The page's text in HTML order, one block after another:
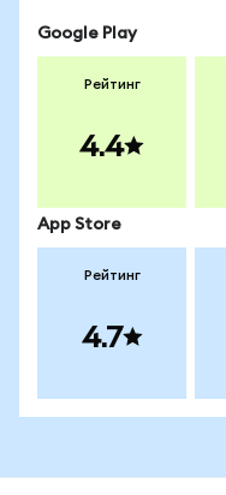
Google Play
Рейтинг
4.4
App Store
Рейтинг
4.7